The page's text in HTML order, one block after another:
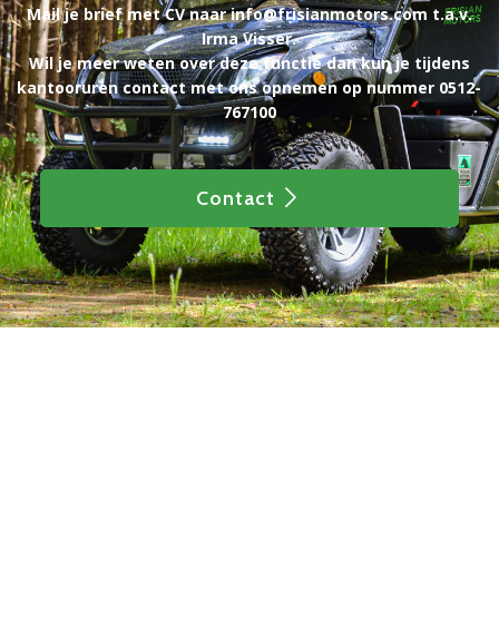
Mail je brief met CV naar info@frisianmotors.com t.a.v.
Irma Visser.
Wil je meer weten over deze functie dan kun je tijdens
kantooruren contact met ons opnemen op nummer 0512-
767100
Contact